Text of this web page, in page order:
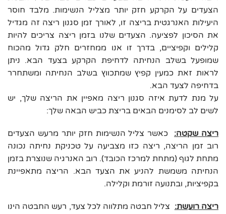
הצעדים על הקרקע חזק יותר מצליל הנשימות. מלבד חוסר
היעילות האנרגטית בריצה זו, לאורך זמן סגנון ריצה זה מגדיל
את הסיכון לפציעה. הצעדים שלנו בזמן ריצה צריכים להיות
קלילים וקפיציים, בדרך זו אנו ממחזרים חלק גדול מהכוח
שמופעל בשלב הנחיתה לדחיפת הקרקע בצעד הבא. ניתן
לראות זאת כמעין קפיץ שמתכווץ בשלב הנחיתה ומשתחרר
בדחיפה לצעד הבא.
על מנת לדעת איזה סגנון ריצה מאפיין את הריצה שלך, יש
לשים לב לסימנים הבאים בריצת כביש הבאה שלך:
ריצה שקטה:
כאשר צליל הנשימות חזק יותר מרעש הצעדים
רוב זמן הריצה, ריצה כזו מצביעה על טכניקת נחיתה נכונה
מתחת לגוף (מתחת למרכז הכובד). רוב האנרגיה שנוצרת בזמן
הנחיתה משמשת להניע את הצעד הבא. הריצה מתאפיינת
בקפיציות, ובתנועה זורמת וקלילה.
ריצה רועשת: צליל חבטה מתלווה לכל צעד, רעש החבטה הינו